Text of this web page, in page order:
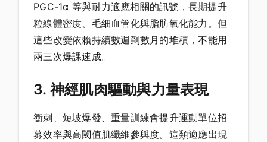
PGC-1α 等與耐力適應相關的訊號，長期提升
粒線體密度、毛細血管化與脂肪氧化能力。但
這些改變依賴持續數週到數月的堆積，不能用
兩三次爆課速成。
3. 神經肌肉驅動與力量表現
衝刺、短坡爆發、重量訓練會提升運動單位招
募效率與高閾值肌纖維參與度。這類適應出現